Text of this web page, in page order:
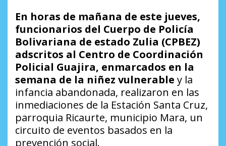
En horas de mañana de este jueves,
funcionarios del Cuerpo de Policía
Bolivariana de estado Zulia (CPBEZ)
adscritos al Centro de Coordinación
Policial Guajira, enmarcados en la
semana de la niñez vulnerable y la
infancia abandonada, realizaron en las
inmediaciones de la Estación Santa Cruz,
parroquia Ricaurte, municipio Mara, un
circuito de eventos basados en la
prevención social.